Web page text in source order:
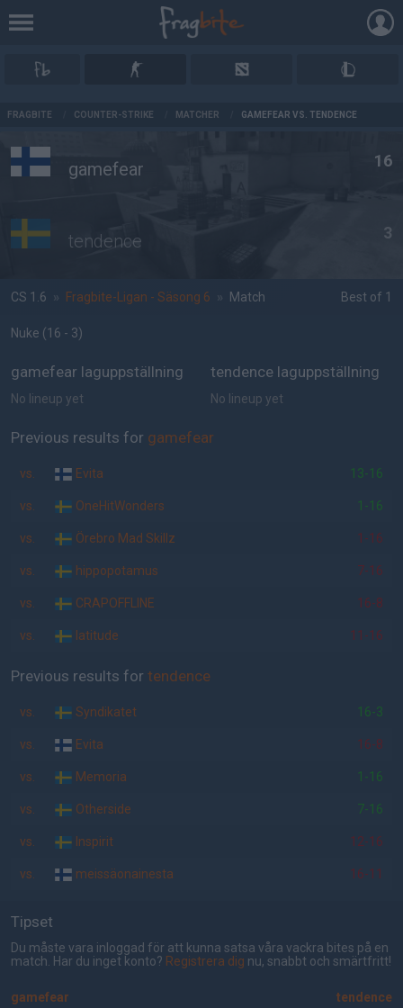
FRAGBITE COUNTER-STRIKE MATCHER GAMEFEAR VS. TENDENCE
gamefear 16
tendence 3
CS 1.6 » Fragbite-Ligan - Säsong 6 » Match Best of 1
Nuke (16 - 3)
gamefear laguppställning
No lineup yet
tendence laguppställning
No lineup yet
Previous results for gamefear
vs. Evita 13-16
vs. OneHitWonders 1-16
vs. Örebro Mad Skillz 1-16
vs. hippopotamus 7-16
vs. CRAPOFFLINE 16-8
vs. latitude 11-16
Previous results for tendence
vs. Syndikatet 16-3
vs. Evita 16-8
vs. Memoria 1-16
vs. Otherside 7-16
vs. Inspirit 12-16
vs. meissäonainesta 16-11
Tipset
Du måste vara inloggad för att kunna satsa våra vackra bites på en
match. Har du inget konto? Registrera dig nu, snabbt och smärtfritt!
gamefear tendence